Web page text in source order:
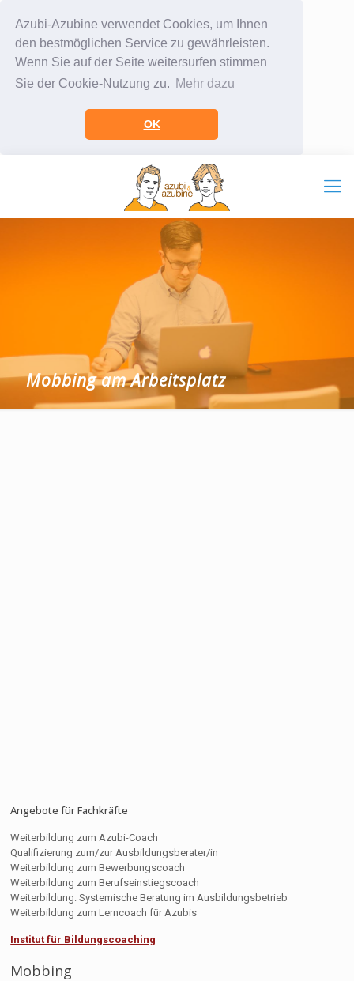
Azubi-Azubine verwendet Cookies, um Ihnen
den bestmöglichen Service zu gewährleisten.
Wenn Sie auf der Seite weitersurfen stimmen
Sie der Cookie-Nutzung zu. Mehr dazu
OK
Mobbing am Arbeitsplatz
Angebote für Fachkräfte
Weiterbildung zum Azubi-Coach
Qualifizierung zum/zur Ausbildungsberater/in
Weiterbildung zum Bewerbungscoach
Weiterbildung zum Berufseinstiegscoach
Weiterbildung: Systemische Beratung im Ausbildungsbetrieb
Weiterbildung zum Lerncoach für Azubis
Institut für Bildungscoaching
Mobbing